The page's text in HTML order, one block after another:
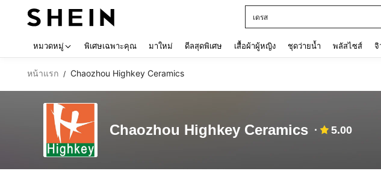
เดรส
หมวดหมู่ พิเศษเฉพาะคุณ มาใหม่ ดีลสุดพิเศษ เสื้อผ้าผู้หญิง ชุดว่ายน้ำ พลัสไซส์ จิ
หน้าแรก / Chaozhou Highkey Ceramics
Chaozhou Highkey Ceramics 5.00